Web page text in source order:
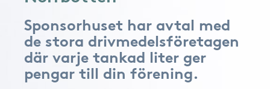
Sponsorhuset har avtal med
de stora drivmedelsföretagen
där varje tankad liter ger
pengar till din förening.